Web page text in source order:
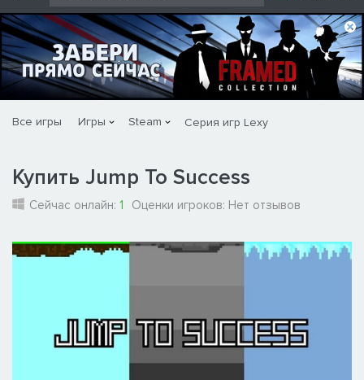
Все игры Игры Steam Серия игр Lexy
Купить Jump To Success
Сейчас онлайн: 1 Оценки игроков: Нет отзывов